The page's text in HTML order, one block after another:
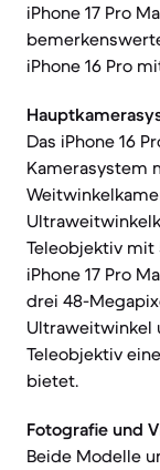
iPhone 17 Pro
iPhone 16 Pro
Das iPhone 16
Kamerasystem
Teleobjektiv mit
iPhone 17 Pro
drei 48-
Ultraweitwinkel
Teleobjektiv
bietet.
Fotografie und
Beide Modelle